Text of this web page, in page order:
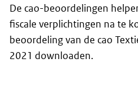
De cao-beoordelingen
fiscale verplichtingen na te
beoordeling van de cao
2021 downloaden.